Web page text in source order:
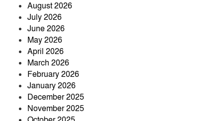
August 2026
July 2026
June 2026
May 2026
April 2026
March 2026
February 2026
January 2026
December 2025
November 2025